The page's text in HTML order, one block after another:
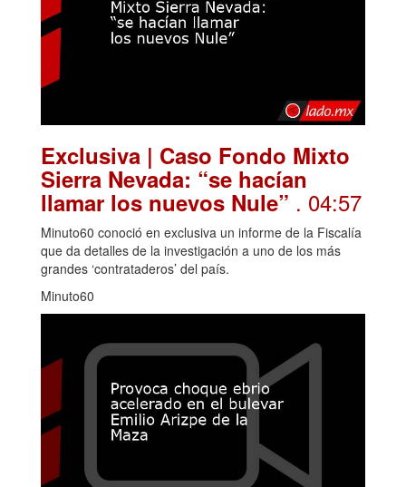
Exclusiva | Caso Fondo Mixto
Sierra Nevada: “se hacían
llamar los nuevos Nule” . 04:57
Minuto60 conoció en exclusiva un informe de la Fiscalía
que da detalles de la investigación a uno de los más
grandes ‘contrataderos’ del país.
Minuto60